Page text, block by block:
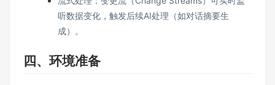
听数据变化，触发后续AI处理（如对话摘要生
成）。
四、环境准备